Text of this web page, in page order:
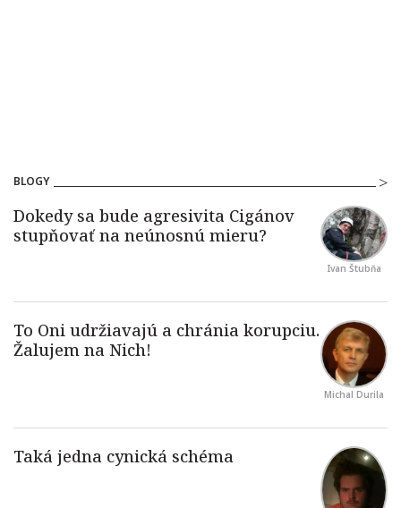
BLOGY
Ivan Štubňa
Michal Durila